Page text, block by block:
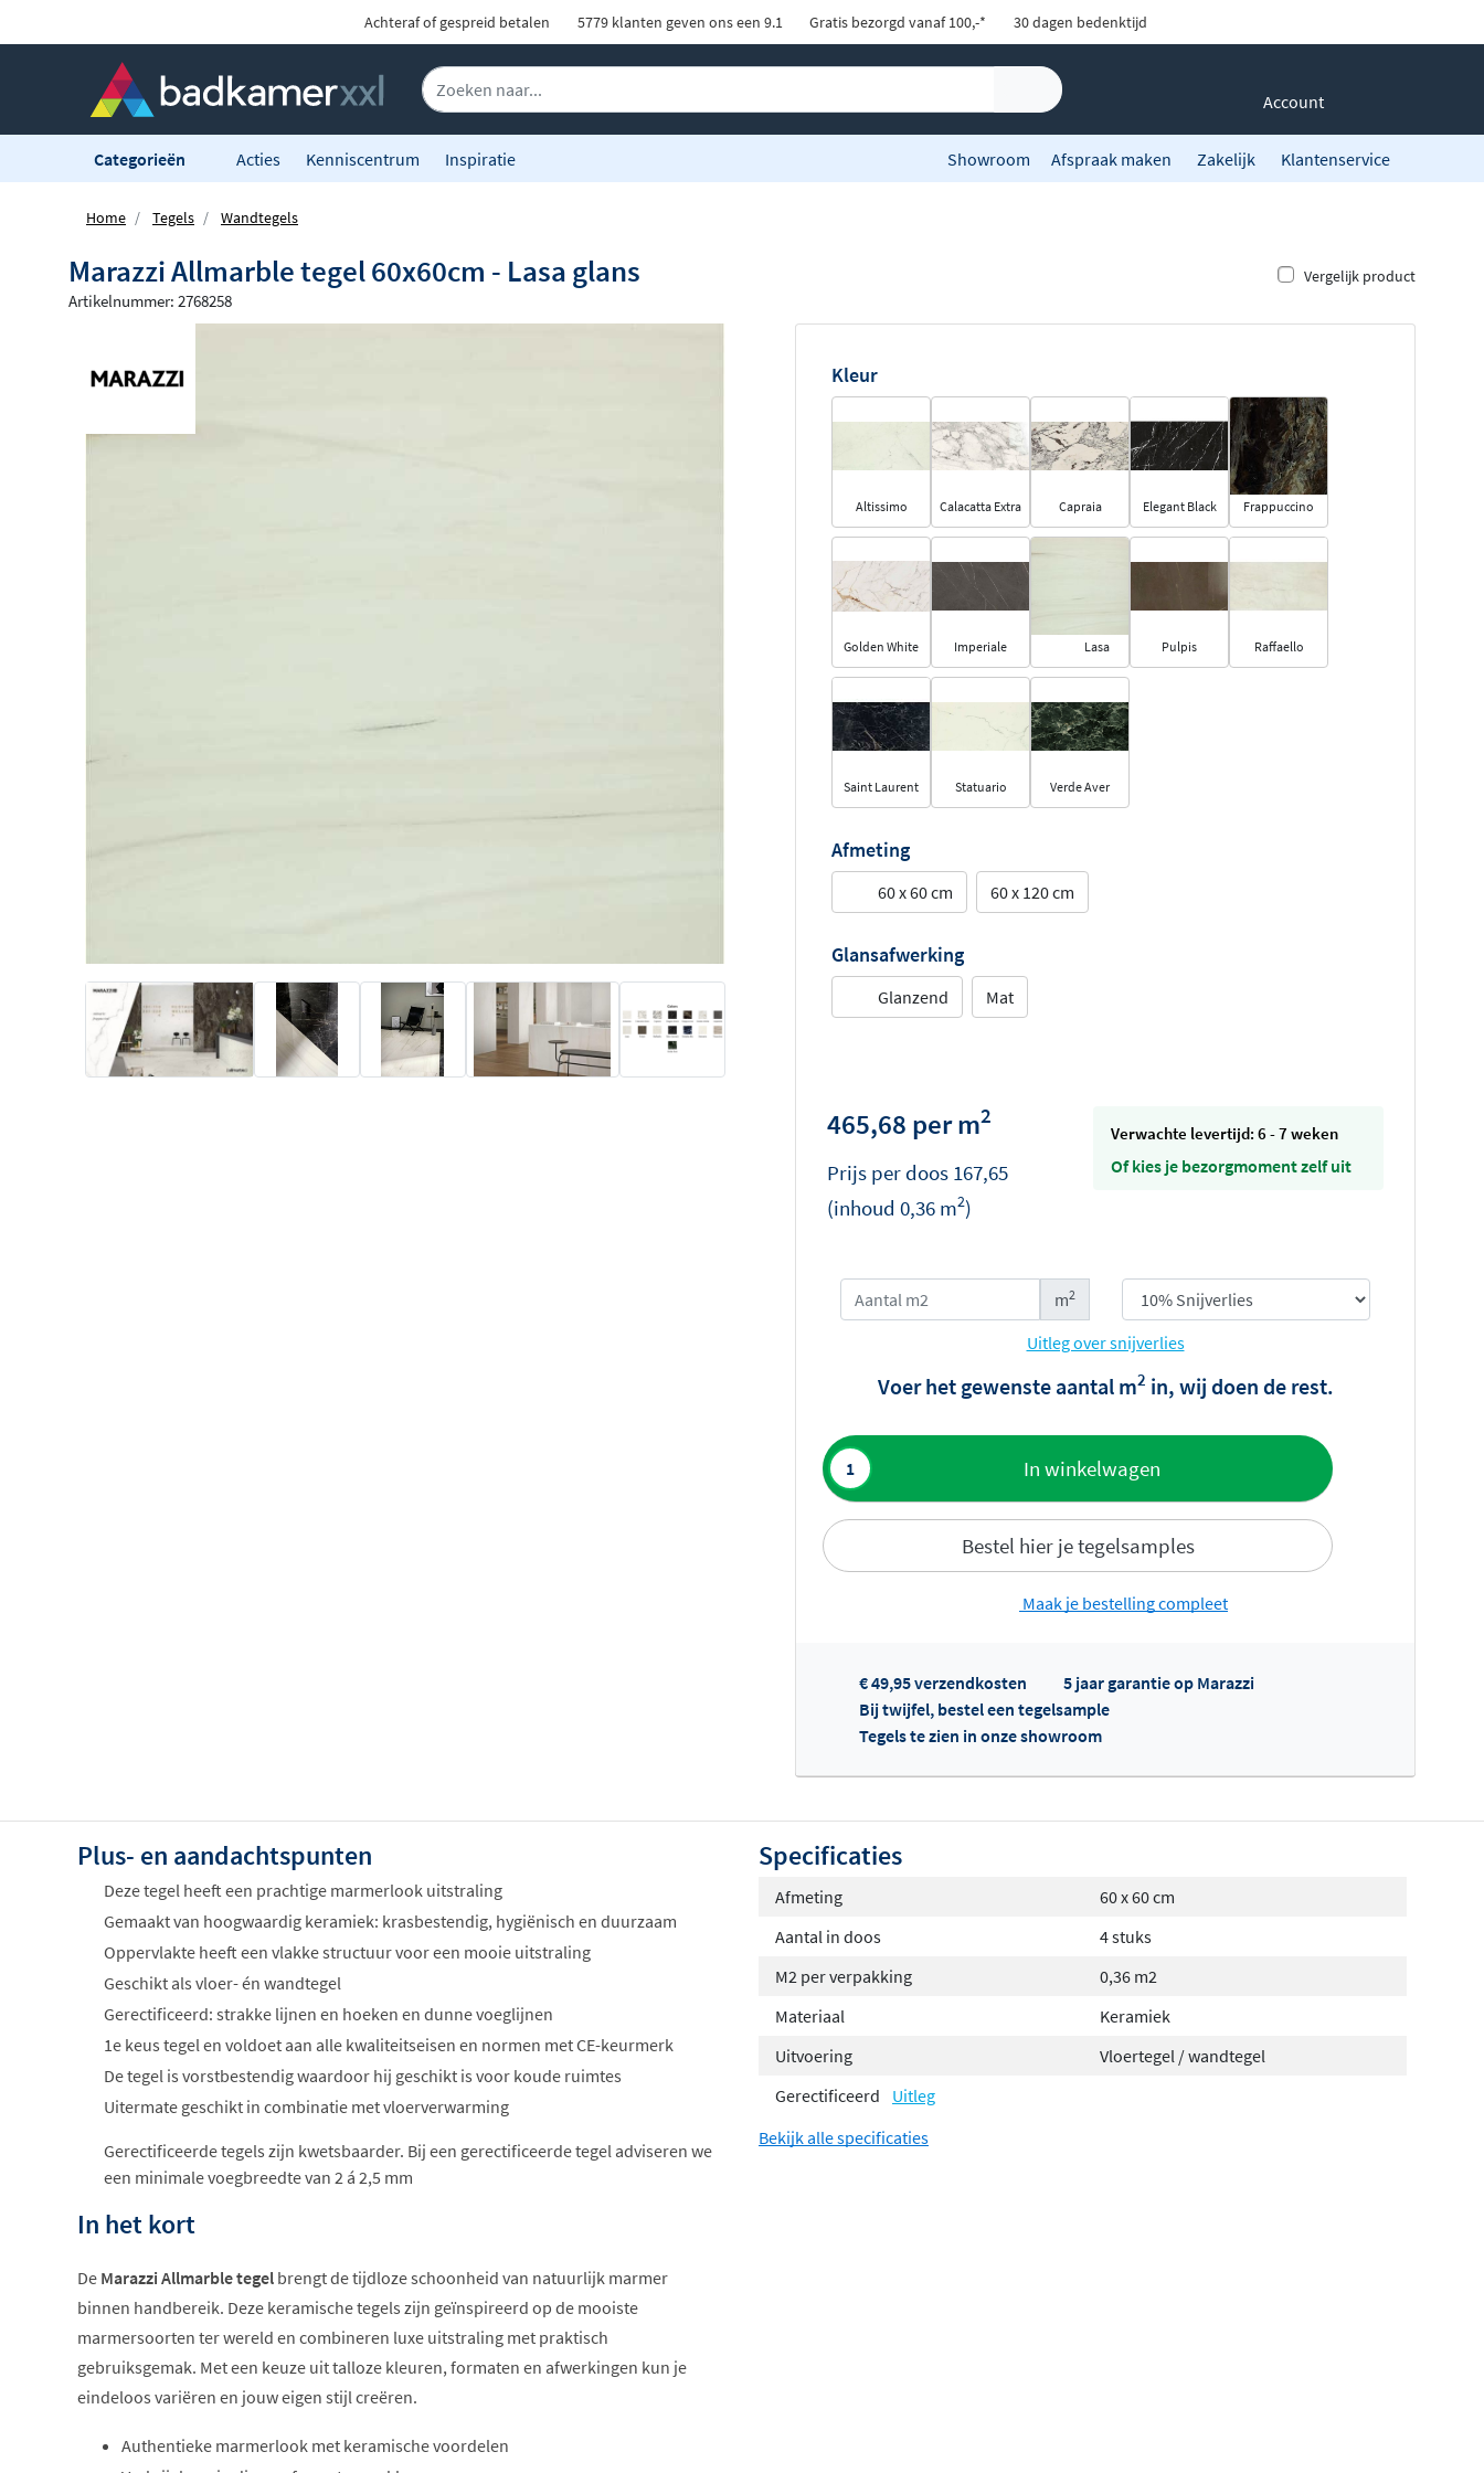
Achteraf of gespreid betalen 5779 klanten geven ons een 9.1 Gratis bezorgd vanaf 100,-* 30 dagen bedenktijd
Account
Categorieën Acties Kenniscentrum Inspiratie Showroom Afspraak maken Zakelijk Klantenservice
Home Tegels Wandtegels
Marazzi Allmarble tegel 60x60cm - Lasa glans Vergelijk product
Artikelnummer: 2768258
Kleur
Altissimo Calacatta Extra Capraia Elegant Black Frappuccino
Golden White Imperiale Lasa Pulpis Raffaello
Saint Laurent Statuario Verde Aver
Afmeting
60 x 60 cm 60 x 120 cm
Glansafwerking
Glanzend Mat
465,68 per m2
Prijs per doos 167,65
(inhoud 0,36 m2)
Verwachte levertijd: 6 - 7 weken
Of kies je bezorgmoment zelf uit
m2
Uitleg over snijverlies
Voer het gewenste aantal m2 in, wij doen de rest.
In winkelwagen
Bestel hier je tegelsamples
Toevoegen aan offerte
Maak je bestelling compleet
€ 49,95 verzendkosten
5 jaar garantie op Marazzi
Bij twijfel, bestel een tegelsample
Tegels te zien in onze showroom
Plus- en aandachtspunten
Deze tegel heeft een prachtige marmerlook uitstraling
Gemaakt van hoogwaardig keramiek: krasbestendig, hygiënisch en duurzaam
Oppervlakte heeft een vlakke structuur voor een mooie uitstraling
Geschikt als vloer- én wandtegel
Gerectificeerd: strakke lijnen en hoeken en dunne voeglijnen
1e keus tegel en voldoet aan alle kwaliteitseisen en normen met CE-keurmerk
De tegel is vorstbestendig waardoor hij geschikt is voor koude ruimtes
Uitermate geschikt in combinatie met vloerverwarming
Gerectificeerde tegels zijn kwetsbaarder. Bij een gerectificeerde tegel adviseren we
een minimale voegbreedte van 2 á 2,5 mm
In het kort
De Marazzi Allmarble tegel brengt de tijdloze schoonheid van natuurlijk marmer
binnen handbereik. Deze keramische tegels zijn geïnspireerd op de mooiste
marmersoorten ter wereld en combineren luxe uitstraling met praktisch
gebruiksgemak. Met een keuze uit talloze kleuren, formaten en afwerkingen kun je
eindeloos variëren en jouw eigen stijl creëren.
Authentieke marmerlook met keramische voordelen
Specificaties
Afmeting
60 x 60 cm
Aantal in doos
4 stuks
M2 per verpakking
0,36 m2
Materiaal
Keramiek
Uitvoering
Vloertegel / wandtegel
Gerectificeerd
Uitleg
Bekijk alle specificaties